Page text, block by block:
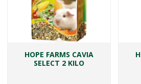
HOPE FARMS CAVIA
SELECT 2 KILO